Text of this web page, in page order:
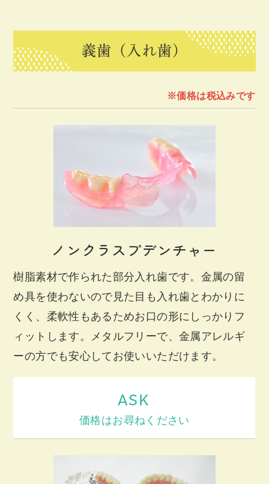
義歯（入れ歯）
※価格は税込みです
ノンクラスプデンチャー
樹脂素材で作られた部分入れ歯です。金属の留
め具を使わないので見た目も入れ歯とわかりに
くく、柔軟性もあるためお口の形にしっかりフ
ィットします。メタルフリーで、金属アレルギ
ーの方でも安心してお使いいただけます。
ASK
価格はお尋ねください